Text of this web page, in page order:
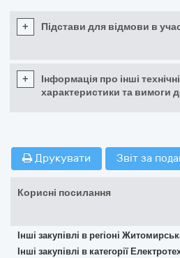
+ Підстави для відмови в
+
Інформація про інші технічні,
характеристики та вимоги
Друкувати Звіт за
Корисні посилання
Інші закупівлі в регіоні
Інші закупівлі в категорії